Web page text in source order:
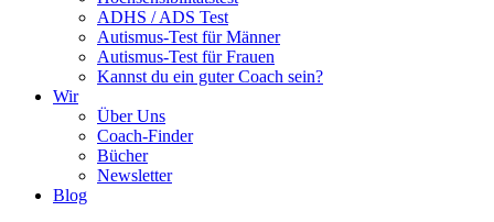
ADHS / ADS Test
Autismus-Test für Männer
Autismus-Test für Frauen
Kannst du ein guter Coach sein?
Wir
Über Uns
Coach-Finder
Bücher
Newsletter
Blog